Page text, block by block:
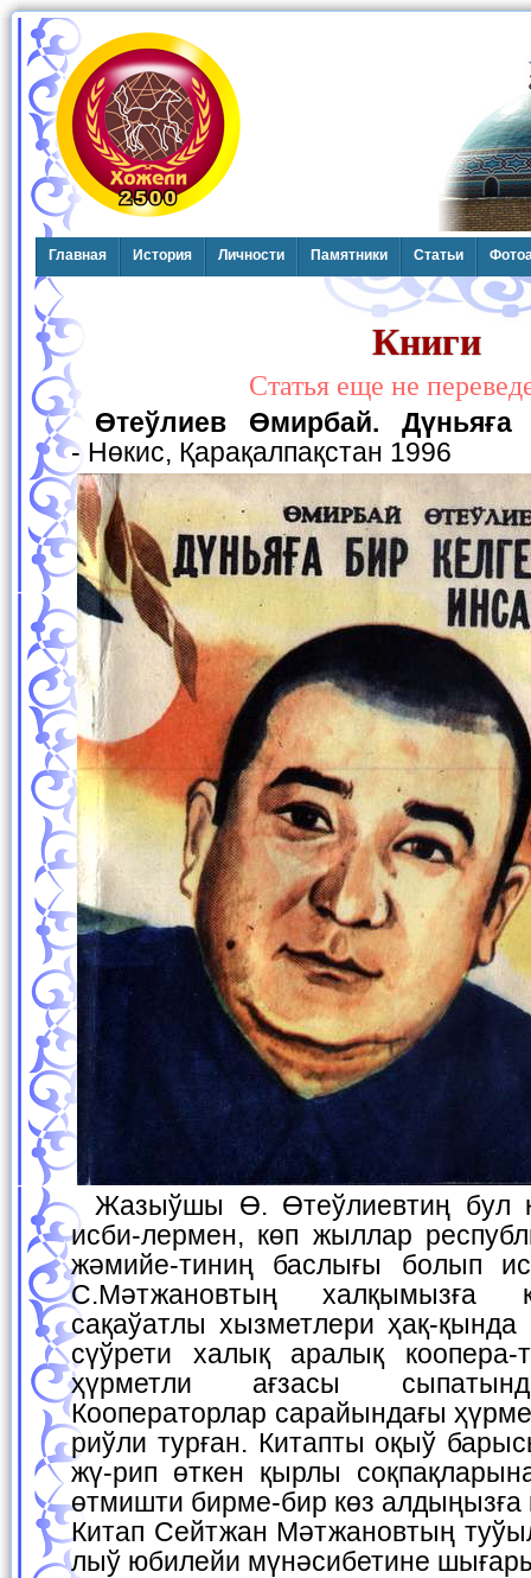
Главная История Личности Памятники Статьи
Книги
Статья еще не
Өтеўлиев Өмирбай.
- Нөкис, Қарақалпақстан 1996
Жазыўшы Ө. Өтеўлиевтиң бул китапшасы белгили
исби-лермен, көп жыллар
жәмийе-тиниң баслығы болып
С.Мәтжановтың халқымызға
сақаўатлы хызметлери ҳақ-
сүўрети халық аралық коопера-
ҳүрметли ағзасы
Кооператорлар сарайындағы
риўли турған. Китапты оқыў
жү-рип өткен қырлы
өтмишти бирме-бир көз алдыңызға
Китап Сейтжан Мәтжановтың
лыў юбилейи мүнәсибетине